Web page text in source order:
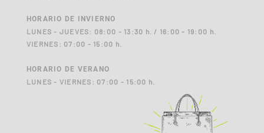
HORARIO DE INVIERNO
LUNES - JUEVES: 08:00 - 13:30 h. / 16:00 - 19:00 h.
VIERNES: 07:00 - 15:00 h.
HORARIO DE VERANO
LUNES - VIERNES: 07:00 - 15:00 h.